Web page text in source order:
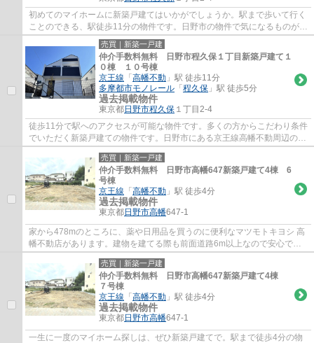
初めてのマイホームに新築戸建てはいかがでしょうか。駅まで歩いて行く
ことのできる、駅徒歩11分の物件です。日野市の物件で気になるものがあ
れば、当社スタッフまでご連絡ください。...
売買｜新築一戸建
仲介手数料無料 日野市程久保１丁目新築戸建て１
０棟 １０号棟
京王線 「 高幡不動 」駅 徒歩11分
多摩都市モノレール 「 程久保 」駅 徒歩5分
過去掲載物件
東京都日野市程久保 １丁目2-4
徒歩11分で駅へのアクセスが可能な物件です。多くの方からこだわり条件
でいただく新築戸建ての物件です。日野市にある京王線高幡不動周辺の物
件探しは、地域密着型の当社にお任せ下さ...
売買｜新築一戸建
仲介手数料無料 日野市高幡647新築戸建て4棟 6
号棟
京王線 「 高幡不動 」駅 徒歩4分
過去掲載物件
東京都日野市高幡647-1
家から478mのところに、薬や日用品を買うのに便利なマツモトキヨシ 高
幡不動店があります。建物を建てる際も前面道路6m以上なので安心で
す。コチラの物件は、新築の戸建て物件で設備も...
売買｜新築一戸建
仲介手数料無料 日野市高幡647新築戸建て4棟
７号棟
京王線 「 高幡不動 」駅 徒歩4分
過去掲載物件
東京都日野市高幡647-1
一生に一度のマイホーム探しは、ぜひ新築戸建てで。駅まで徒歩4分の物